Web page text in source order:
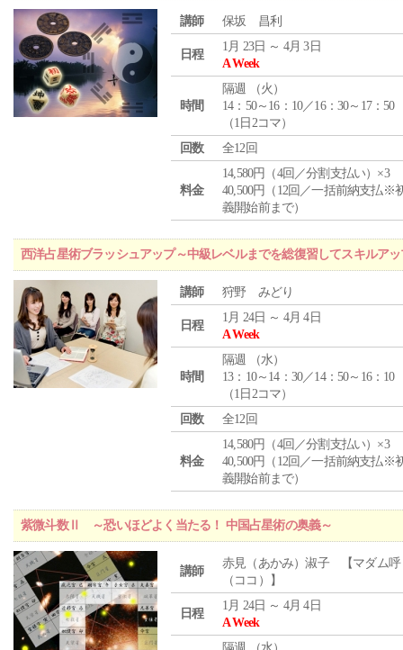
講師 保坂 昌利
日程
1月 23日 ～ 4月 3日
A Week
時間
隔週 （火 ）
14：50～16：10／16：30～17：50
（1日2コマ）
回数
全12回
料金
14,580円（4回／分割支払い）×3
40,500円（12回／一括前納支払※
義開始前まで）
西洋占星術ブラッシュアップ～中級レベルまでを総復習してスキルア
講師 狩野 みどり
日程
1月 24日 ～ 4月 4日
A Week
時間
隔週 （水）
13：10～14：30／14：50～16：10
（1日2コマ）
回数
全12回
料金
14,580円（4回／分割支払い）×3
40,500円（12回／一括前納支払※
義開始前まで）
紫微斗数Ⅱ ～恐いほどよく当たる！ 中国占星術の奥義～
講師
赤見（あかみ）淑子 【マダム呼
（ココ）】
日程
1月 24日 ～ 4月 4日
A Week